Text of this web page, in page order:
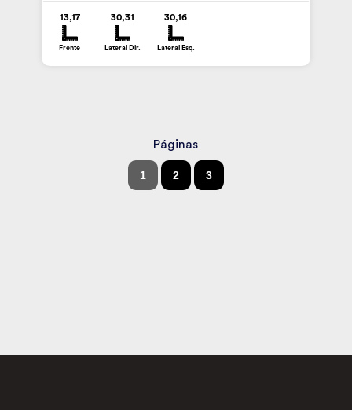
13,17
Frente
30,31
Lateral Dir.
30,16
Lateral Esq.
Páginas
1 2 3